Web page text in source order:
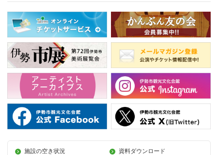
施設の空き状況
資料ダウンロード